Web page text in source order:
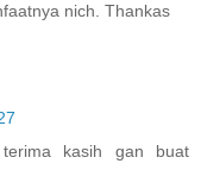
nich. Thankas
kasih gan buat